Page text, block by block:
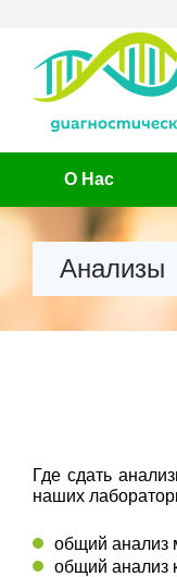
О Нас
Анализы
Где сдать
наших
общий анализ
общий анализ